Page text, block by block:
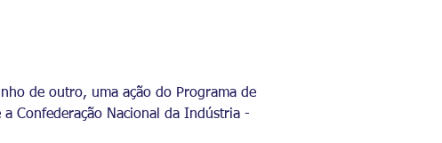
de outro, uma ação do Programa de
Confederação Nacional da Indústria -